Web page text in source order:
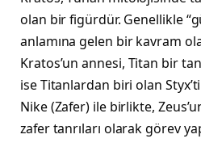
olan bir figürdür. Genellikle
anlamına gelen bir kavram
Kratos’un annesi, Titan bir
ise Titanlardan biri olan
Nike (Zafer) ile birlikte,
zafer tanrıları olarak görev